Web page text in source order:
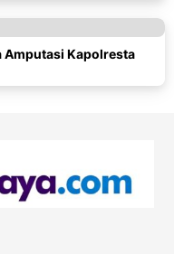
Amputasi Kapolresta